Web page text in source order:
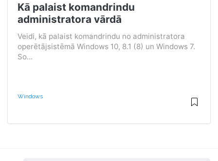
Kā palaist komandrindu
administratora vārdā
Veidi, kā palaist komandrindu no administratora
operētājsistēmā Windows 10, 8.1 (8) un Windows 7.
So...
Windows